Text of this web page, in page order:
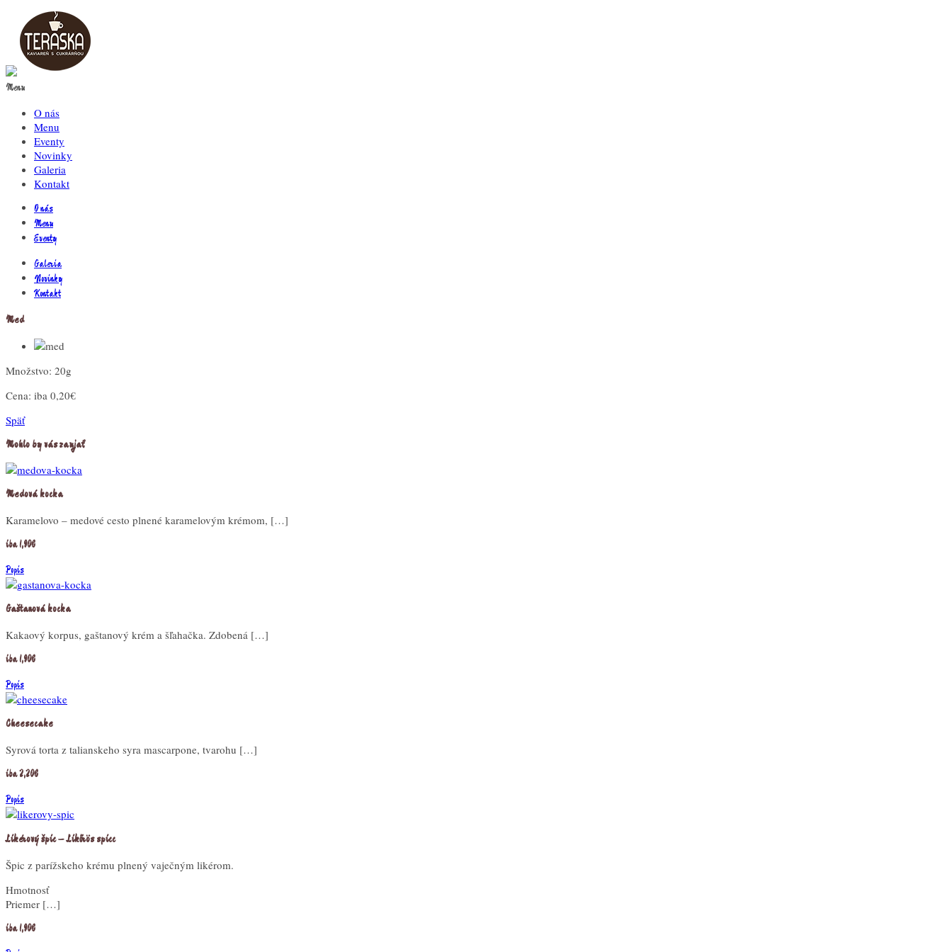
Menu
O nás
Menu
Eventy
Novinky
Galeria
Kontakt
O nás
Menu
Eventy
Galeria
Novinky
Kontakt
Med
Množstvo: 20g
Cena: iba 0,20€
Späť
Mohlo by vás zaujať
Medová kocka
Karamelovo – medové cesto plnené karamelovým krémom, […]
iba 1,90€
Popis
Gaštanová kocka
Kakaový korpus, gaštanový krém a šľahačka. Zdobená […]
iba 1,90€
Popis
Cheesecake
Syrová torta z talianskeho syra mascarpone, tvarohu […]
iba 2,20€
Popis
Likérový špic – Likőrös spicc
Špic z parížskeho krému plnený vaječným likérom.
Hmotnosť
Priemer […]
iba 1,90€